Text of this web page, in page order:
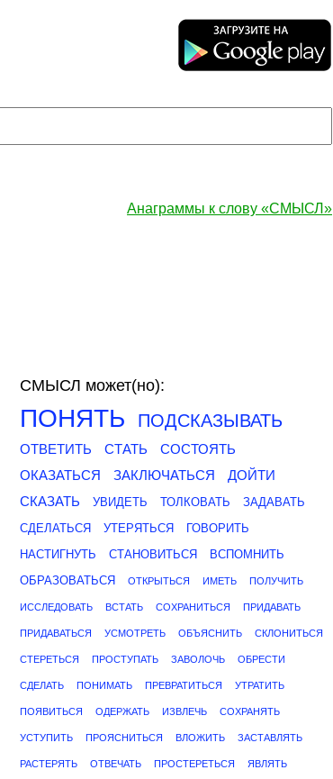
Анаграммы к слову «СМЫСЛ»
СМЫСЛ может(но):
ПОНЯТЬ ПОДСКАЗЫВАТЬ
ОТВЕТИТЬ СТАТЬ
СОСТОЯТЬ
ОКАЗАТЬСЯ
ЗАКЛЮЧАТЬСЯ
ДОЙТИ
СКАЗАТЬ
УВИДЕТЬ ТОЛКОВАТЬ
ЗАДАВАТЬ
СДЕЛАТЬСЯ
УТЕРЯТЬСЯ
ГОВОРИТЬ
НАСТИГНУТЬ
СТАНОВИТЬСЯ
ВСПОМНИТЬ
ОБРАЗОВАТЬСЯ
ОТКРЫТЬСЯ ИМЕТЬ ПОЛУЧИТЬ
ИССЛЕДОВАТЬ ВСТАТЬ СОХРАНИТЬСЯ ПРИДАВАТЬ
ПРИДАВАТЬСЯ УСМОТРЕТЬ ОБЪЯСНИТЬ СКЛОНИТЬСЯ
СТЕРЕТЬСЯ ПРОСТУПАТЬ ЗАВОЛОЧЬ ОБРЕСТИ
СДЕЛАТЬ ПОНИМАТЬ ПРЕВРАТИТЬСЯ УТРАТИТЬ
ПОЯВИТЬСЯ ОДЕРЖАТЬ ИЗВЛЕЧЬ СОХРАНЯТЬ
УСТУПИТЬ ПРОЯСНИТЬСЯ ВЛОЖИТЬ ЗАСТАВЛЯТЬ
РАСТЕРЯТЬ ОТВЕЧАТЬ ПРОСТЕРЕТЬСЯ ЯВЛЯТЬ